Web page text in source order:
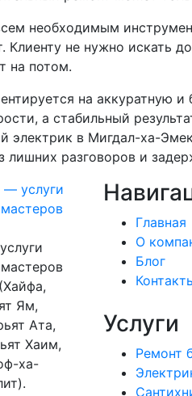
необходимым
Клиенту не нужно искать
на потом.
на аккуратную и
а стабильный
электрик в Мигдал-ха-
лишних разговоров и
Ям,
Ата,
Хаим,
ха-
Главная
О
Блог
Услуги
Ремонт